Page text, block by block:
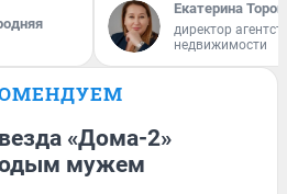
Екатерина
директор
недвижимости
«Дома-2»
мужем